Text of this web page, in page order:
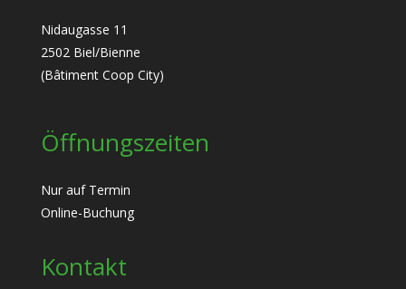
Nidaugasse 11
2502 Biel/Bienne
(Bâtiment Coop City)
Öffnungszeiten
Nur auf Termin
Online-Buchung
Kontakt